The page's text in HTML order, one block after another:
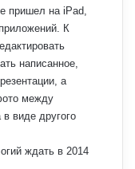
пришел на iPad,
К
написанное,
а
между
виде другого